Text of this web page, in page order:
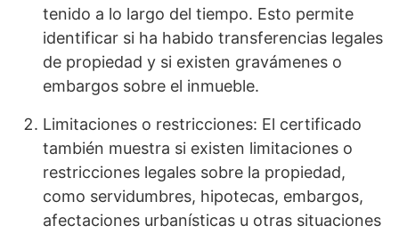
tenido a lo largo del tiempo. Esto permite
identificar si ha habido transferencias legales
de propiedad y si existen gravámenes o
embargos sobre el inmueble.
Limitaciones o restricciones: El certificado
también muestra si existen limitaciones o
restricciones legales sobre la propiedad,
como servidumbres, hipotecas, embargos,
afectaciones urbanísticas u otras situaciones